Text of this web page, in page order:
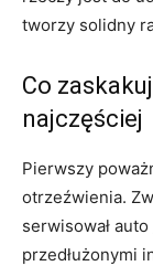
tworzy solidny
Co
najczęściej
Pierwszy
otrzeźwienia.
serwisował
przedłużonymi